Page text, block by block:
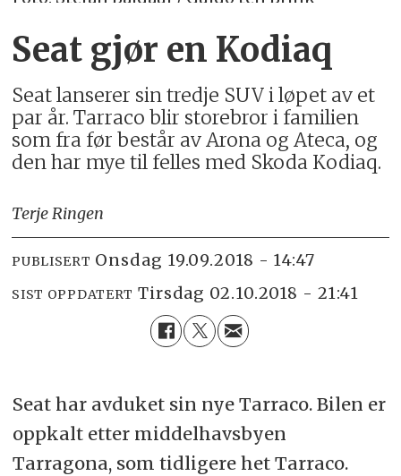
Seat gjør en Kodiaq
Seat lanserer sin tredje SUV i løpet av et
par år. Tarraco blir storebror i familien
som fra før består av Arona og Ateca, og
den har mye til felles med Skoda Kodiaq.
Terje Ringen
PUBLISERT onsdag 19.09.2018 - 14:47
SIST OPPDATERT tirsdag 02.10.2018 - 21:41
Seat har avduket sin nye Tarraco. Bilen er
oppkalt etter middelhavsbyen
Tarragona, som tidligere het Tarraco.